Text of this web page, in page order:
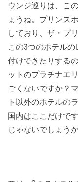
ウンジ巡りは、こ
ょうね。プリンス
しており、ザ・プ
この3つのホテル
付けできたりする
ットのプラチナエ
ごくないですか？
ト以外のホテルの
国内はここだけで
じゃないでしょうか